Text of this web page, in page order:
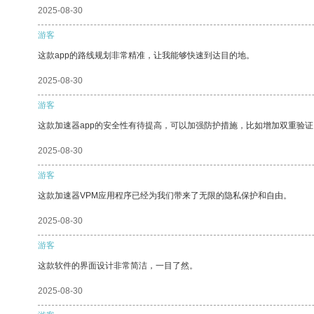
2025-08-30
游客
这款app的路线规划非常精准，让我能够快速到达目的地。
2025-08-30
游客
这款加速器app的安全性有待提高，可以加强防护措施，比如增加双重验
2025-08-30
游客
这款加速器VPM应用程序已经为我们带来了无限的隐私保护和自由。
2025-08-30
游客
这款软件的界面设计非常简洁，一目了然。
2025-08-30